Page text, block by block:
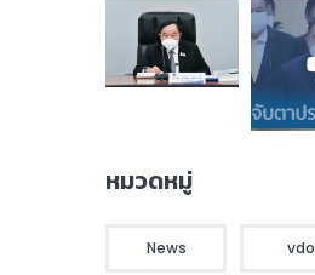
หมวดหมู่
News vdo